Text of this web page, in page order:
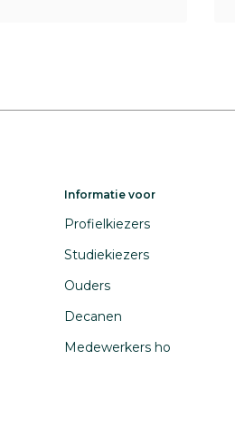
Informatie voor
Profielkiezers
Studiekiezers
Ouders
Decanen
Medewerkers ho